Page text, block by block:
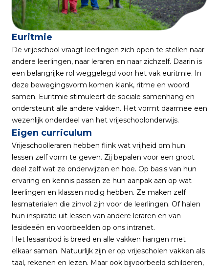
Euritmie
De vrijeschool vraagt leerlingen zich open te stellen naar
andere leerlingen, naar leraren en naar zichzelf. Daarin is
een belangrijke rol weggelegd voor het vak euritmie. In
deze bewegingsvorm komen klank, ritme en woord
samen. Euritmie stimuleert de sociale samenhang en
ondersteunt alle andere vakken. Het vormt daarmee een
wezenlijk onderdeel van het vrijeschoolonderwijs.
Eigen curriculum
Vrijeschoolleraren hebben flink wat vrijheid om hun
lessen zelf vorm te geven. Zij bepalen voor een groot
deel zelf wat ze onderwijzen en hoe. Op basis van hun
ervaring en kennis passen ze hun aanpak aan op wat
leerlingen en klassen nodig hebben. Ze maken zelf
lesmaterialen die zinvol zijn voor de leerlingen. Of halen
hun inspiratie uit lessen van andere leraren en van
lesideeën en voorbeelden op ons intranet.
Het lesaanbod is breed en alle vakken hangen met
elkaar samen. Natuurlijk zijn er op vrijescholen vakken als
taal, rekenen en lezen. Maar ook bijvoorbeeld schilderen,